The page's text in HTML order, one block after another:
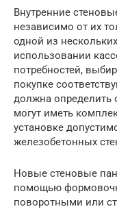
Внутренние
независимо от их
одной из
использовании
потребностей,
покупке
должна
могут иметь
установке
железобетонных
Новые стеновые
помощью
поворотными или